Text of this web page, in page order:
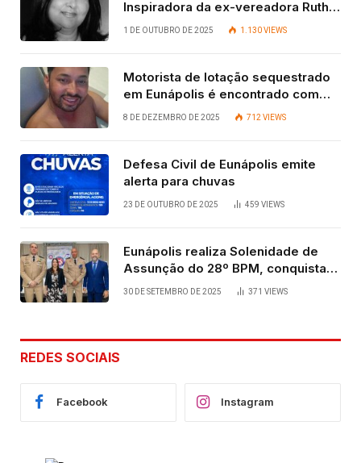
Inspiradora da ex-vereadora Ruth
Contadora
1 DE OUTUBRO DE 2025 1.130VIEWS
Motorista de lotação sequestrado
em Eunápolis é encontrado com
vida após quatro dias.
8 DE DEZEMBRO DE 2025 712 VIEWS
Defesa Civil de Eunápolis emite
alerta para chuvas
23 DE OUTUBRO DE 2025 459 VIEWS
Eunápolis realiza Solenidade de
Assunção do 28º BPM, conquista
viabilizada por articulação política
30 DE SETEMBRO DE 2025 371 VIEWS
REDES SOCIAIS
Facebook Instagram